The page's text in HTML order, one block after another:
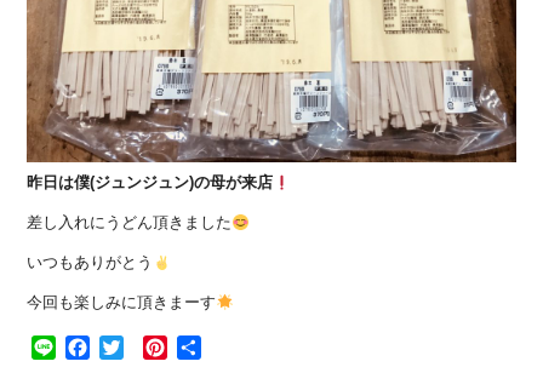
昨日は僕(ジュンジュン)の母が来店
差し入れにうどん頂きました
いつもありがとう
今回も楽しみに頂きまーす
Line Facebook
Twitter Pinterest